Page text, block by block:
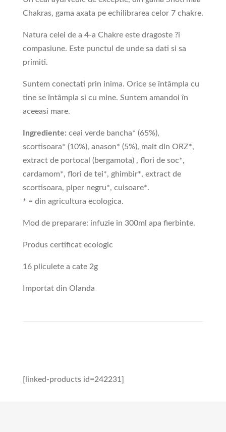
Chakras, gama axata pe echilibrarea celor 7 chakre.
Natura celei de a 4-a Chakre este dragoste ?i
compasiune. Este punctul de unde sa dati si sa
primiti.
Suntem conectati prin inima. Orice se întâmpla cu
tine se întâmpla si cu mine. Suntem amandoi în
aceeasi mare.
Ingrediente: ceai verde bancha* (65%),
scortisoara* (10%), anason* (5%), malt din ORZ*,
extract de portocal (bergamota) , flori de soc*,
cardamom*, flori de tei*, ghimbir*, extract de
scortisoara, piper negru*, cuisoare*.
* = din agricultura ecologica.
Mod de preparare: infuzie in 300ml apa fierbinte.
Produs certificat ecologic
16 pliculete a cate 2g
Importat din Olanda
[linked-products id=242231]